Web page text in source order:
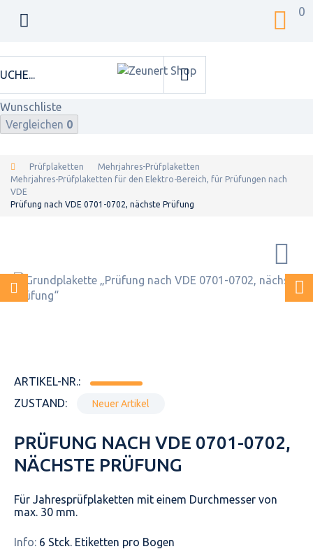
0
Wunschliste
Vergleichen 0
Prüfplaketten
Mehrjahres-Prüfplaketten
Mehrjahres-Prüfplaketten für den Elektro-Bereich, für Prüfungen nach
VDE
Prüfung nach VDE 0701-0702, nächste Prüfung
ARTIKEL-NR.:
ZUSTAND:
Neuer Artikel
PRÜFUNG NACH VDE 0701-0702,
NÄCHSTE PRÜFUNG
Für Jahresprüfplaketten mit einem Durchmesser von
max. 30 mm.
Info: 6 Stck. Etiketten pro Bogen